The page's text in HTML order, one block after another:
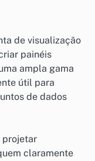
de visualização
painéis
ampla gama
útil para
de dados
projetar
claramente